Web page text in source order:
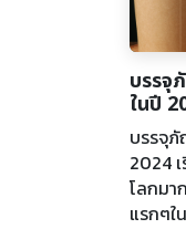
บรรจุ
ในปี
บรรจุ
2024
โลกมา
แรกๆใ